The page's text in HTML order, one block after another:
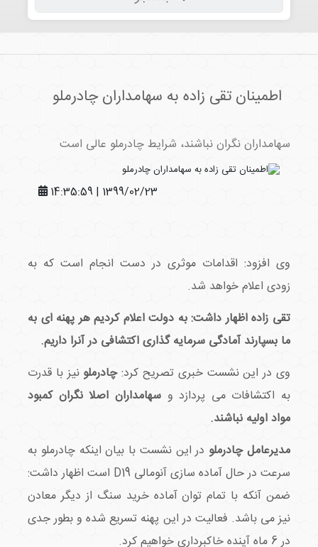
اطمینان تقی زاده به سهامداران چادرملو
سهامداران نگران نباشند، شرایط چادرملو عالی است
1399/02/23 | 14:35:59
وی افزود: اقدامات موثری در دست انجام است که به
زودی اعلام خواهد شد.
تقی زاده اظهار داشت: به دولت اعلام کردیم هر پهنه ای به
ما بسپارند آمادگی سرمایه گذاری اکتشافی در آنرا داریم.
وی در این نشست خبری تصریح کرد:چادرملو نیز با قدرت
به اکتشافات می پردازد و سهامداران اصلا نگران کمبود
مواد اولیه نباشند.
مدیرعامل چادرملو در این نشست با بیان اینکه چادرملو به
سرعت در حال آماده سازی آنومالی D19 است اظهار داشت:
ضمن آنکه با تمام توان آماده خرید سنگ از دیگر معادن
نیز می باشد. فعالیت در این پهنه تسریع شده و بطور جدی
در 6 ماه آینده خاکبرداری خواهیم کرد.